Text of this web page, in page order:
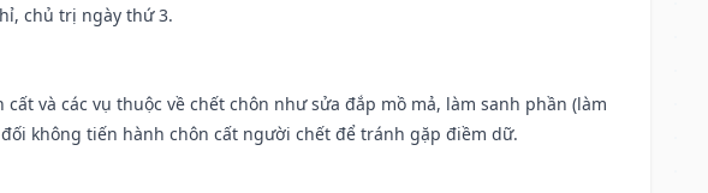
chủ trị ngày thứ 3.
và các vụ thuộc về chết chôn như sửa đắp mồ mả, làm sanh phần (làm
không tiến hành chôn cất người chết để tránh gặp điềm dữ.